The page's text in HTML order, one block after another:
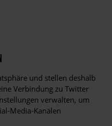
und stellen deshalb
Verbindung zu Twitter
verwalten, um
Media-Kanälen